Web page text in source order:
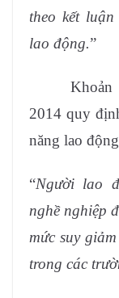
theo kết
lao động.”
Khoản 1
2014 quy
năng lao
“Người lao
nghề nghiệp
mức suy
trong các